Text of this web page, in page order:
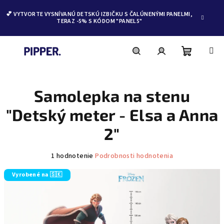
💕 VYTVORTE VYSNÍVANÚ DETSKÚ IZBIČKU S ČALÚNENÝMI PANELMI,
TERAZ -5% S KÓDOM "PANEL5"
košík
Samolepka na stenu
"Detský meter - Elsa a Anna
2"
produktu
1 hodnotenie Podrobnosti hodnotenia
Vyrobené na 🇸🇰